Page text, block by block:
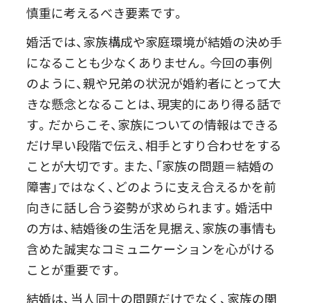
慎重に考えるべき要素です。
婚活では、家族構成や家庭環境が結婚の決め手
になることも少なくありません。今回の事例
のように、親や兄弟の状況が婚約者にとって大
きな懸念となることは、現実的にあり得る話で
す。だからこそ、家族についての情報はできる
だけ早い段階で伝え、相手とすり合わせをする
ことが大切です。また、「家族の問題＝結婚の
障害」ではなく、どのように支え合えるかを前
向きに話し合う姿勢が求められます。婚活中
の方は、結婚後の生活を見据え、家族の事情も
含めた誠実なコミュニケーションを心がける
ことが重要です。
結婚は、当人同士の問題だけでなく、家族の関